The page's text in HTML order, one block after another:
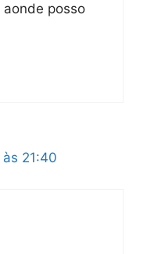
aonde posso
21:40